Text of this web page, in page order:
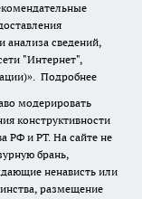
анализа сведений,
"Интернет",
Подробнее
модерировать
конструктивности
РФ и РТ. На сайте не
брань,
ненависть или
размещение